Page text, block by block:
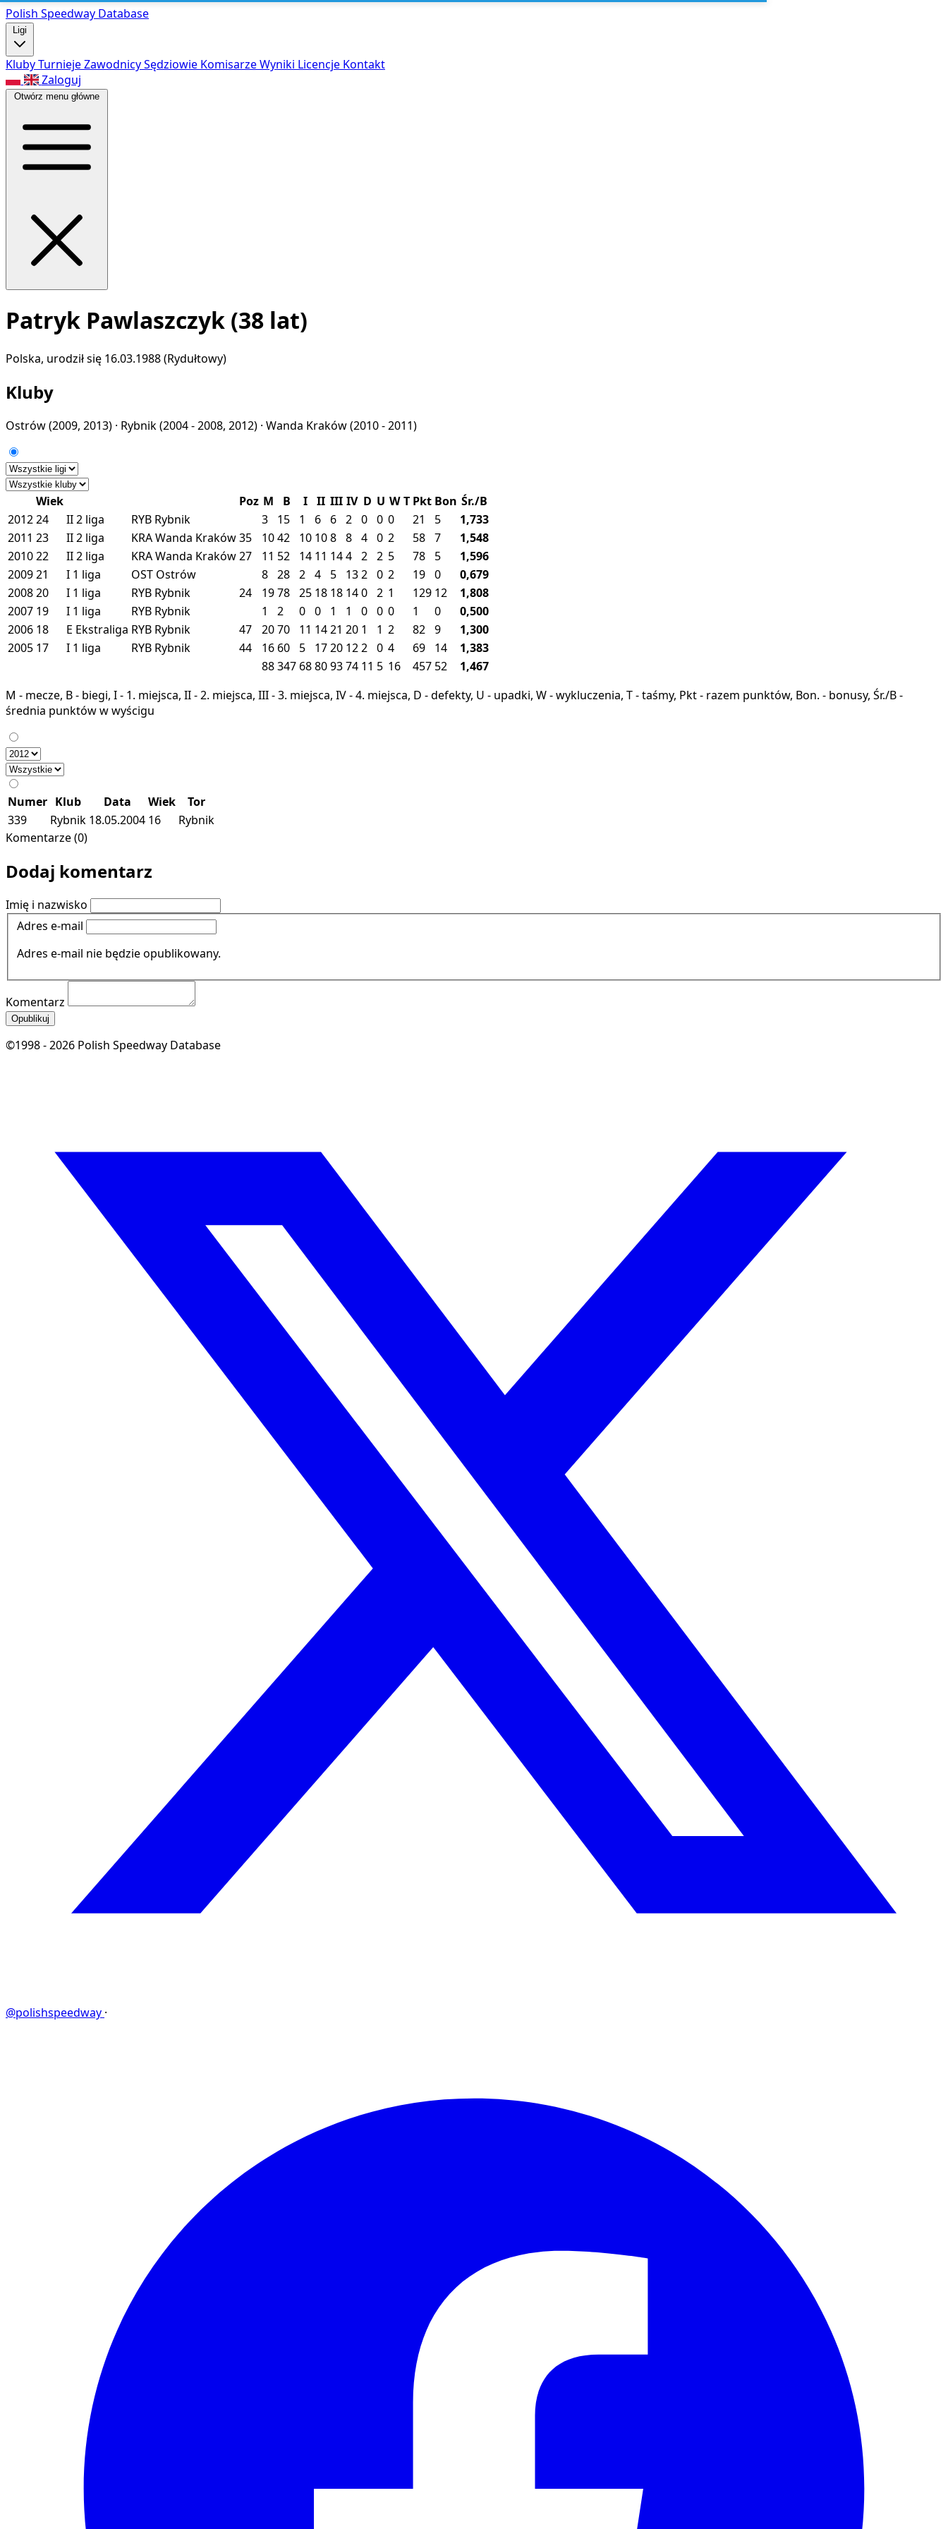
Polish Speedway Database
Ligi
KlubyTurniejeZawodnicySędziowie KomisarzeWyniki Licencje Kontakt
Zaloguj
Otwórz menu główne
Patryk Pawlaszczyk (38 lat)
Polska, urodził się 16.03.1988 (Rydułtowy)
Kluby
Ostrów(2009, 2013) · Rybnik(2004 - 2008, 2012) · Wanda Kraków(2010 - 2011)
Wiek Poz M B I II III IV D U W T Pkt Bon Śr./B
201224 II2 liga RYB Rybnik 3 15 1 6 6 2 0 0 0 21 5
1,733
2011 23 II2 liga KRAWanda Kraków35 1042 10 108 8 4 0 2 58 7
1,548
201022 II2 liga KRAWanda Kraków27 11 52 14 11 144 2 2 5 78 5
1,596
200921 I 1 liga OST Ostrów 8 28 2 4 5 132 0 2 19 0
0,679
200820 I 1 liga RYB Rybnik 24 1978 25 18 18 140 2 1 129 12
1,808
2007 19 I 1 liga RYB Rybnik 1 2 0 0 1 1 0 0 0 1 0
0,500
2006 18 E Ekstraliga RYB Rybnik 47 2070 11 1421 20 1 1 2 82 9
1,300
2005 17 I 1 liga RYB Rybnik 44 16 60 5 1720 122 0 4 69 14
1,383
88347 68809374 11 5 16 457 52
1,467
M - mecze, B - biegi, I - 1. miejsca, II - 2. miejsca, III - 3. miejsca, IV - 4. miejsca, D - defekty, U - upadki, W - wykluczenia, T - taśmy, Pkt - razem punktów, Bon. - bonusy, Śr./B -
średnia punktów w wyścigu
Numer Klub Data Wiek
Tor
339
Rybnik 18.05.2004 16
Rybnik
Komentarze (0)
Dodaj komentarz
Imię i nazwisko
Adres e-mail
Adres e-mail nie będzie opublikowany.
Komentarz
Opublikuj
©1998 - 2026 Polish Speedway Database
@polishspeedway ·